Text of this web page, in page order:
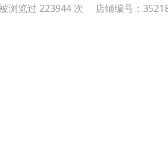
浏览过 223944 次 店铺编号：